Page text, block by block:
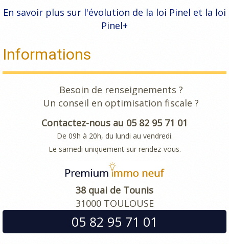
En savoir plus sur l'évolution de la loi Pinel et la loi
Pinel+
Informations
Besoin de renseignements ?
Un conseil en optimisation fiscale ?
Contactez-nous au 05 82 95 71 01
De 09h à 20h, du lundi au vendredi.
Le samedi uniquement sur rendez-vous.
38 quai de Tounis
31000 TOULOUSE
05 82 95 71 01